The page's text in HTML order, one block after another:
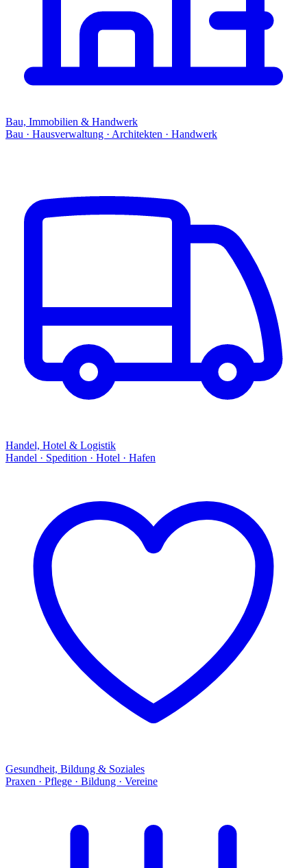
Bau, Immobilien & Handwerk
Bau · Hausverwaltung · Architekten · Handwerk
Handel, Hotel & Logistik
Handel · Spedition · Hotel · Hafen
Gesundheit, Bildung & Soziales
Praxen · Pflege · Bildung · Vereine